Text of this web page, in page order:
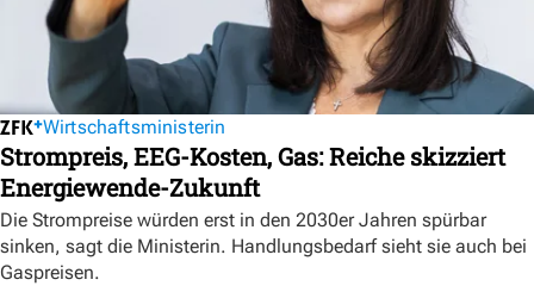
Wirtschaftsministerin
Strompreis, EEG-Kosten, Gas: Reiche skizziert
Energiewende-Zukunft
Die Strompreise würden erst in den 2030er Jahren spürbar
sinken, sagt die Ministerin. Handlungsbedarf sieht sie auch bei
Gaspreisen.